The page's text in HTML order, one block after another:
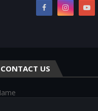
CONTACT US